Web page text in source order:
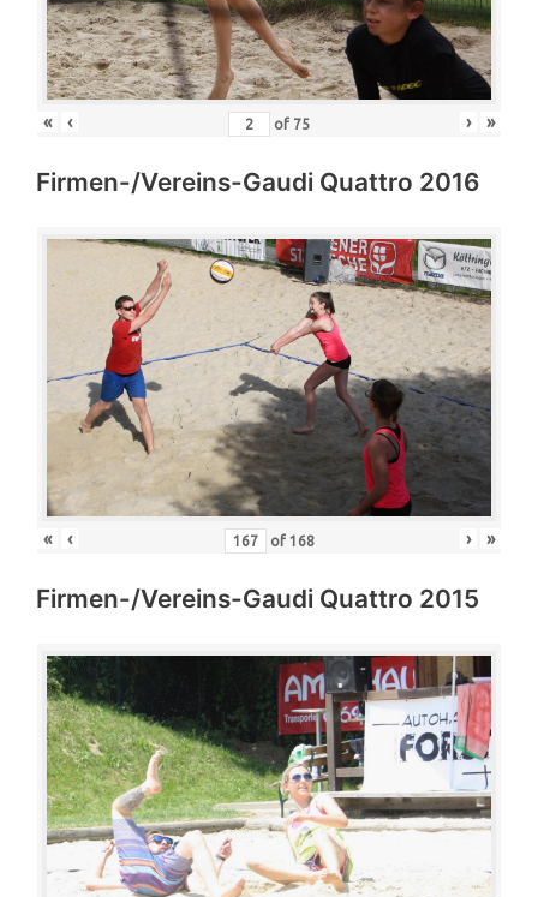
« ‹ of 75 › »
Firmen-/Vereins-Gaudi Quattro 2016
« ‹ of 168 › »
Firmen-/Vereins-Gaudi Quattro 2015